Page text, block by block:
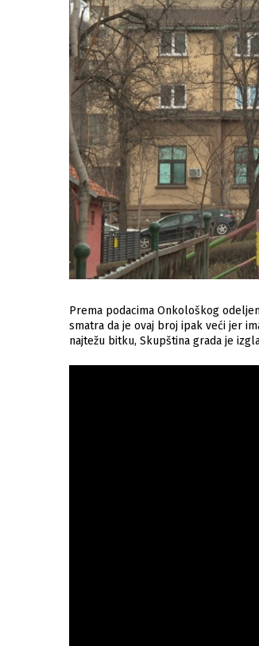
Prema podacima Onkološkog
smatra da je ovaj broj ipak veći jer
najtežu bitku, Skupština grada je